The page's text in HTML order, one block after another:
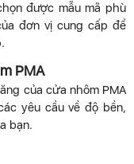
được mẫu mã phù
đơn vị cung cấp để
PMA
của cửa nhôm PMA
yêu cầu về độ bền,
bạn.